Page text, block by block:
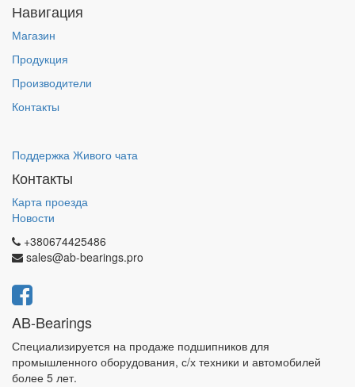
Навигация
Магазин
Продукция
Производители
Контакты
Поддержка Живого чата
Контакты
Карта проезда
Новости
+380674425486
sales@ab-bearings.pro
AB-Bearings
Специализируется на продаже подшипников для
промышленного оборудования, с/х техники и автомобилей
более 5 лет.